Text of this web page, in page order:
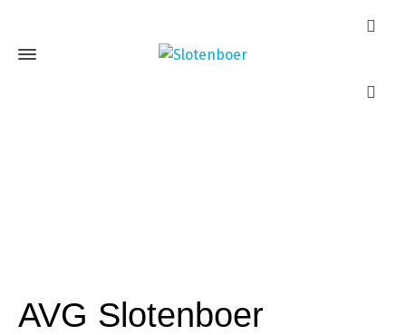
AVG Slotenboer